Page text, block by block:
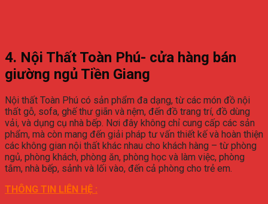
4. Nội Thất Toàn Phú- cửa hàng bán
giường ngủ Tiền Giang
Nội thất Toàn Phú có sản phẩm đa dạng, từ các món đồ nội
thất gỗ, sofa, ghế thư giãn và nệm, đến đồ trang trí, đồ dùng
vải, và dụng cụ nhà bếp. Nơi đây không chỉ cung cấp các sản
phẩm, mà còn mang đến giải pháp tư vấn thiết kế và hoàn thiện
các không gian nội thất khác nhau cho khách hàng – từ phòng
ngủ, phòng khách, phòng ăn, phòng học và làm việc, phòng
tắm, nhà bếp, sảnh và lối vào, đến cả phòng cho trẻ em.
THÔNG TIN LIÊN HỆ :